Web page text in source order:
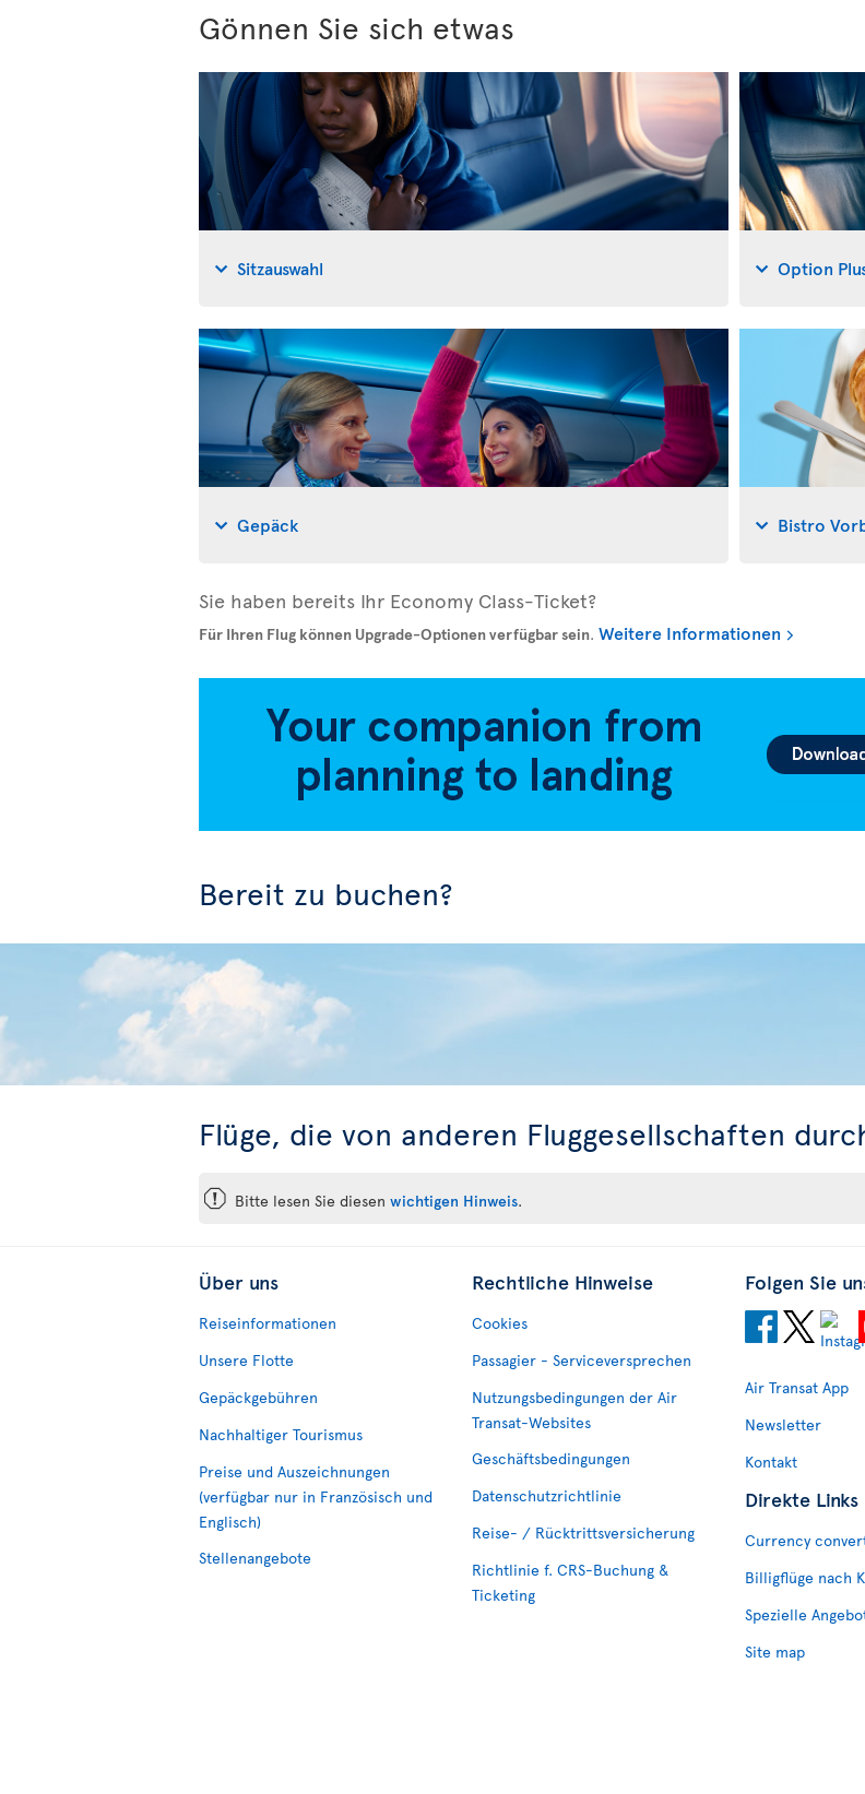
Gönnen Sie sich etwas
Sitzauswahl Option
Gepäck Bistro
Sie haben bereits Ihr Economy Class-Ticket?
Für Ihren Flug können Upgrade-Optionen verfügbar sein. Weitere Informationen
Bereit zu buchen?
Flüge, die von anderen Fluggesellschaften
ü Bitte lesen Sie diesen wichtigen Hinweis.
Über uns
Reiseinformationen
Unsere Flotte
Gepäckgebühren
Nachhaltiger Tourismus
Preise und Auszeichnungen
(verfügbar nur in Französisch und
Englisch)
Stellenangebote
Rechtliche Hinweise
Cookies
Passagier - Serviceversprechen
Nutzungsbedingungen der Air
Transat-Websites
Geschäftsbedingungen
Datenschutzrichtlinie
Reise- / Rücktrittsversicherung
Richtlinie f. CRS-Buchung &
Ticketing
Folgen Sie
Air Transat App
Newsletter
Kontakt
Direkte Links
Currency
Billigflüge nach
Spezielle
Site map